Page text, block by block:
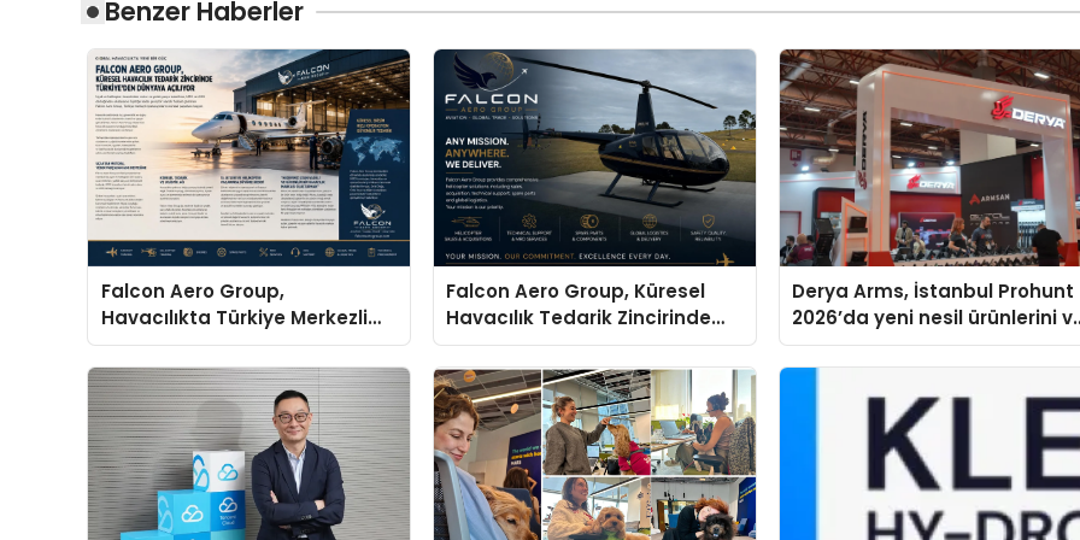
Benzer Haberler
Falcon Aero Group,
Havacılıkta Türkiye Merkezli
Küresel Çözüm Ortağı Olma
Yolunda İlerliyor
Falcon Aero Group, Küresel
Havacılık Tedarik Zincirinde
Türkiye’den Dünyaya Açılıyor
Derya Arms, İstanbul Prohunt
2026’da yeni nesil ürünlerini
global marka vizyonunu
sergiledi